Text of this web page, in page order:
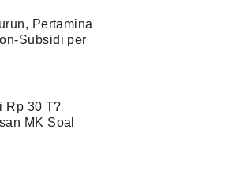
Pertamina
Subsidi per
Rp 30 T?
MK Soal